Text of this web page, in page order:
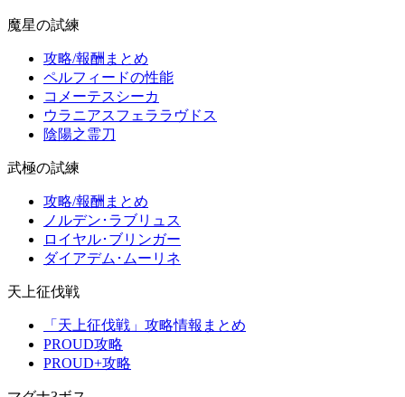
魔星の試練
攻略/報酬まとめ
ペルフィードの性能
コメーテスシーカ
ウラニアスフェララヴドス
陰陽之霊刀
武極の試練
攻略/報酬まとめ
ノルデン･ラブリュス
ロイヤル･ブリンガー
ダイアデム･ムーリネ
天上征伐戦
「天上征伐戦」攻略情報まとめ
PROUD攻略
PROUD+攻略